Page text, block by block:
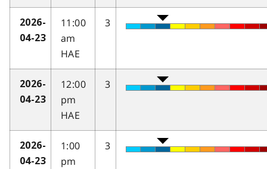
2026-
04-23
11:00
am
HAE
3
2026-
04-23
12:00
pm
HAE
3
2026-
04-23
1:00
pm
3